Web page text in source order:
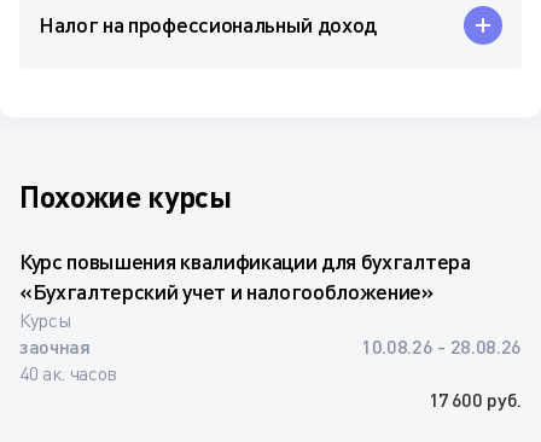
Налог на профессиональный доход
Похожие курсы
Курс повышения квалификации для бухгалтера
«Бухгалтерский учет и налогообложение»
Курсы
заочная
40 ак. часов
10.08.26 - 28.08.26
17 600 руб.